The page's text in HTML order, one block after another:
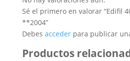
Sé el primero en valorar “Edifil
**2004”
Debes accederpara publicar
Productos